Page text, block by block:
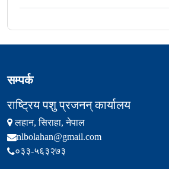
सम्पर्क
राष्ट्रिय पशु प्रजनन् कार्यालय
लहान, सिराहा, नेपाल
nlbolahan@gmail.com
०३३-५६३२७३